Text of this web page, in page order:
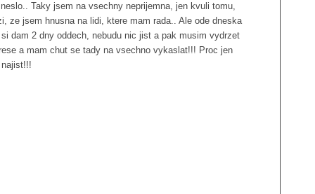
Taky jsem na vsechny neprijemna, jen kvuli tomu,
ze jsem hnusna na lidi, ktere mam rada.. Ale ode dneska
dam 2 dny oddech, nebudu nic jist a pak musim vydrzet
a mam chut se tady na vsechno vykaslat!!! Proc jen